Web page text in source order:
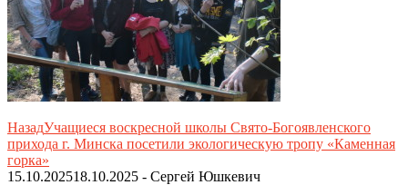
НазадУчащиеся воскресной школы Свято-Богоявленского
прихода г. Минска посетили экологическую тропу «Каменная
горка»
15.10.202518.10.2025 - Сергей Юшкевич